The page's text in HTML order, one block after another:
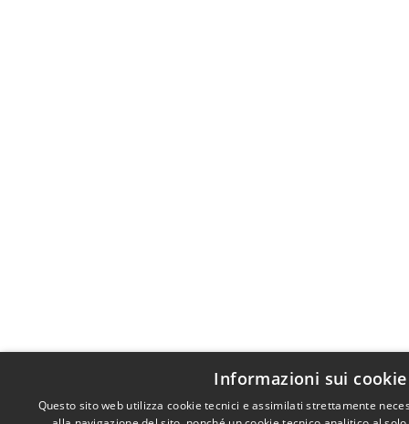
Informazioni sui cookie
Questo sito web utilizza cookie tecnici e assimilati strettamente